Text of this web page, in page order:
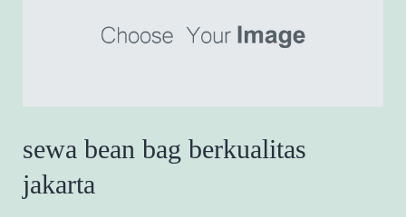
sewa bean bag berkualitas
jakarta